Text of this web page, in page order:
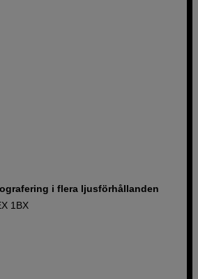
i flera ljusförhållanden
1BX